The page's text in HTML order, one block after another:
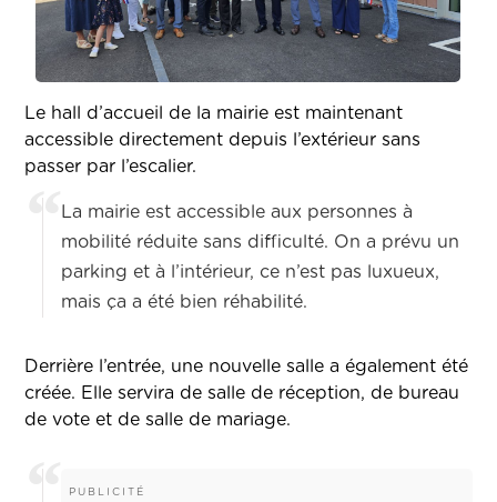
Le hall d’accueil de la mairie est maintenant
accessible directement depuis l’extérieur sans
passer par l’escalier.
La mairie est accessible aux personnes à
mobilité réduite sans difficulté. On a prévu un
parking et à l’intérieur, ce n’est pas luxueux,
mais ça a été bien réhabilité.
Derrière l’entrée, une nouvelle salle a également été
créée. Elle servira de salle de réception, de bureau
de vote et de salle de mariage.